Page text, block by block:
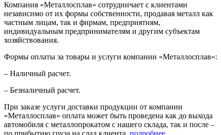
Компания «Металлосплав» сотрудничает с клиентами
независимо от их формы собственности, продавая металл как
частным лицам, так и фирмам, предприятиям,
индивидуальным предпринимателям и другим субъектам
хозяйствования.
Формы оплаты за товары и услуги компании «Металлосплав»:
– Наличный расчет.
– Безналичный расчет.
При заказе услуги доставки продукции от компании
«Металлосплав» оплата может быть проведена как до выхода
автомобиля с металлопрокатом с нашего склада, так и после –